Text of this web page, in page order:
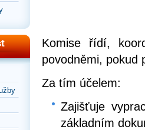
Komise řídí,
povodněmi, pokud
Za tím účelem:
Zajišťuje
základním